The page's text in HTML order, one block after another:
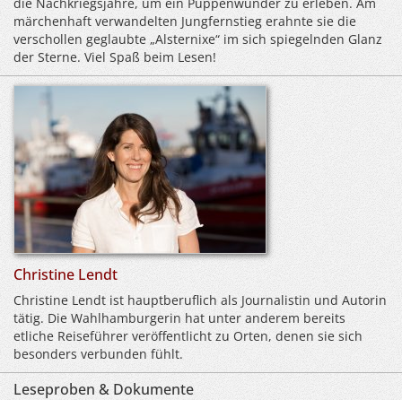
märchenhaft verwandelten Jungfernstieg erahnte sie die
verschollen geglaubte „Alsternixe“ im sich spiegelnden Glanz
der Sterne. Viel Spaß beim Lesen!
Christine Lendt
Christine Lendt ist hauptberuflich als Journalistin und Autorin
tätig. Die Wahlhamburgerin hat unter anderem bereits
etliche Reiseführer veröffentlicht zu Orten, denen sie sich
besonders verbunden fühlt.
Leseproben & Dokumente